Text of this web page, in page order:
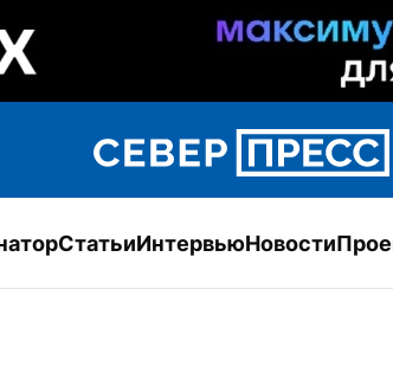
СтатьиИнтервьюНовости